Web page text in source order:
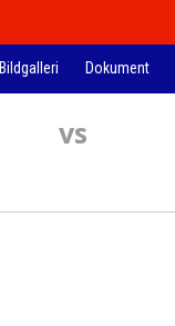
Bildgalleri Dokument
vs